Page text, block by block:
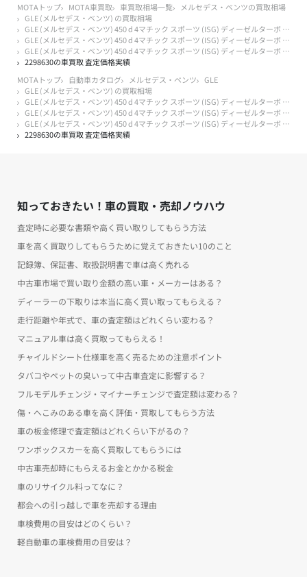
MOTAトップ MOTA車買取 車買取相場一覧
メルセデス・ベンツの買取相場
GLE (メルセデス・ベンツ) の買取相場
GLE (メルセデス・ベンツ) 450 d 4マチック スポーツ (ISG) ディーゼルターボ 4WD MP202501
GLE (メルセデス・ベンツ) 450 d 4マチック スポーツ (ISG) ディーゼルターボ 4WD MP202501 2年落ち 2024年式
GLE (メルセデス・ベンツ) 450 d 4マチック スポーツ (ISG) ディーゼルターボ 4WD MP202501 2年落ち 2024年式 1万キロ以下
2298630の車買取 査定価格実績
MOTAトップ
自動車カタログ メルセデス・ベンツ
GLE
GLE (メルセデス・ベンツ) の買取相場
GLE (メルセデス・ベンツ) 450 d 4マチック スポーツ (ISG) ディーゼルターボ 4WD MP202501
GLE (メルセデス・ベンツ) 450 d 4マチック スポーツ (ISG) ディーゼルターボ 4WD MP202501 2年落ち 2024年式
GLE (メルセデス・ベンツ) 450 d 4マチック スポーツ (ISG) ディーゼルターボ 4WD MP202501 2年落ち 2024年式 1万キロ以下
2298630の車買取 査定価格実績
知っておきたい！車の買取・売却ノウハウ
査定時に必要な書類や高く買い取りしてもらう方法
車を高く買取りしてもらうために覚えておきたい10のこと
記録簿、保証書、取扱説明書で車は高く売れる
中古車市場で買い取り金額の高い車・メーカーはある？
ディーラーの下取りは本当に高く買い取ってもらえる？
走行距離や年式で、車の査定額はどれくらい変わる？
マニュアル車は高く買取ってもらえる！
チャイルドシート仕様車を高く売るための注意ポイント
タバコやペットの臭いって中古車査定に影響する？
フルモデルチェンジ・マイナーチェンジで査定額は変わる？
傷・へこみのある車を高く評価・買取してもらう方法
車の板金修理で査定額はどれくらい下がるの？
ワンボックスカーを高く買取してもらうには
中古車売却時にもらえるお金とかかる税金
車のリサイクル料ってなに？
都会への引っ越しで車を売却する理由
車検費用の目安はどのくらい？
軽自動車の車検費用の目安は？